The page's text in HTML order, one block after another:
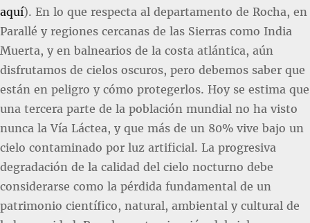
aquí). En lo que respecta al departamento de Rocha, en
Parallé y regiones cercanas de las Sierras como India
Muerta, y en balnearios de la costa atlántica, aún
disfrutamos de cielos oscuros, pero debemos saber que
están en peligro y cómo protegerlos. Hoy se estima que
una tercera parte de la población mundial no ha visto
nunca la Vía Láctea, y que más de un 80% vive bajo un
cielo contaminado por luz artificial. La progresiva
degradación de la calidad del cielo nocturno debe
considerarse como la pérdida fundamental de un
patrimonio científico, natural, ambiental y cultural de